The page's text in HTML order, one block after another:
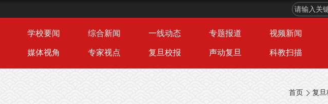
学校要闻 综合新闻 一线动态 专题报道 视频新闻
媒体视角 专家视点 复旦校报 声动复旦 科教扫描
首页 复旦